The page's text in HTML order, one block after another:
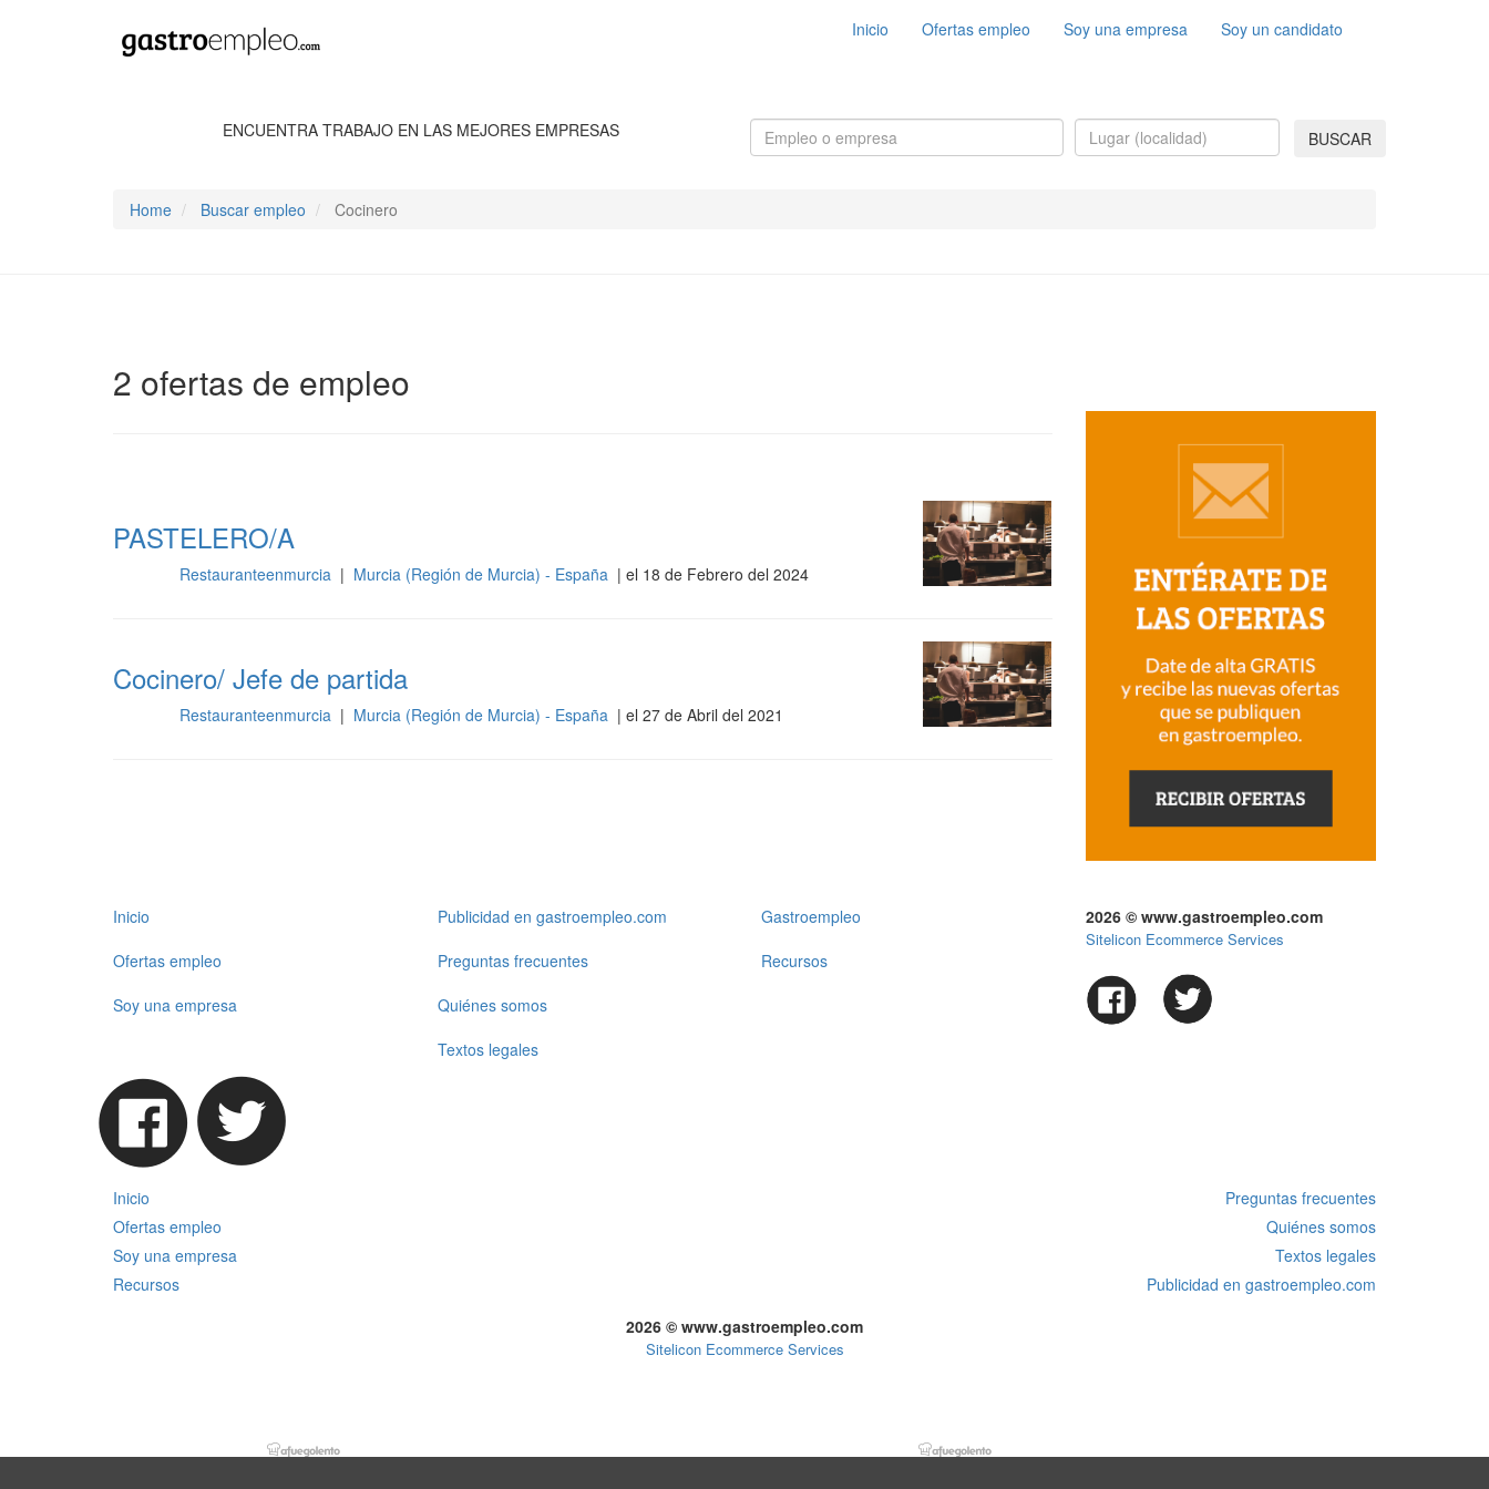
Inicio Ofertas empleo Soy una empresa Soy un candidato
ENCUENTRA TRABAJO EN LAS MEJORES EMPRESAS BUSCAR
Home Buscar empleo Cocinero
2 ofertas de empleo
PASTELERO/A
Restauranteenmurcia | Murcia (Región de Murcia) - España | el 18 de Febrero del 2024
Cocinero/ Jefe de partida
Restauranteenmurcia | Murcia (Región de Murcia) - España | el 27 de Abril del 2021
Inicio
Ofertas empleo
Soy una empresa
Publicidad en gastroempleo.com
Preguntas frecuentes
Quiénes somos
Textos legales
Gastroempleo
Recursos
2026 © www.gastroempleo.com
Sitelicon Ecommerce Services
Inicio
Preguntas frecuentes
Ofertas empleo
Quiénes somos
Soy una empresa
Textos legales
Recursos
Publicidad en gastroempleo.com
2026 © www.gastroempleo.com
Sitelicon Ecommerce Services